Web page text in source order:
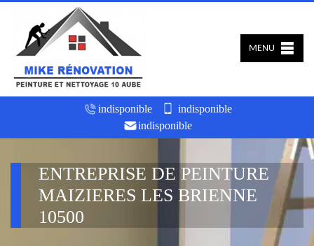
indisponible
indisponible
indisponible
MENU
ENTREPRISE DE PEINTURE
MAIZIERES LES BRIENNE
10500